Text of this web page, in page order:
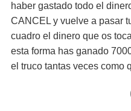
haber gastado todo el
CANCEL y vuelve a pasar
cuadro el dinero que os
esta forma has ganado
el truco tantas veces como